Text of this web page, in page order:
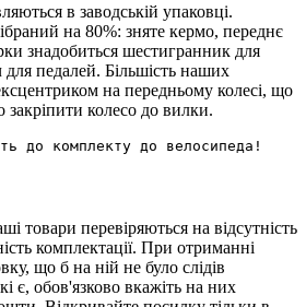
в заводській упаковці.
на 80%: зняте кермо, переднє
знадобиться шестигранник для
педалей. Більшість наших
на передньому колесі, що
закріпити колесо до вилки.
товари перевіряються на відсутність
комплектації. При отриманні
що б на ній не було слідів
є, обов'язково вкажіть на них